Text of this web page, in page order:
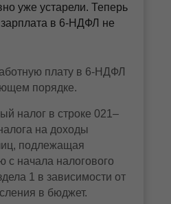
уже устарели. Теперь
в 6-НДФЛ не
плату в 6-НДФЛ
порядке.
налог в строке 021–
на доходы
подлежащая
с начала налогового
1 в зависимости от
в бюджет.